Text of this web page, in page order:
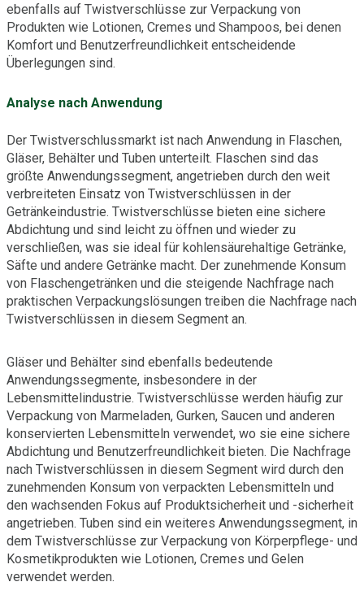
ebenfalls auf Twistverschlüsse zur Verpackung von
Produkten wie Lotionen, Cremes und Shampoos, bei denen
Komfort und Benutzerfreundlichkeit entscheidende
Überlegungen sind.
Analyse nach Anwendung
Der Twistverschlussmarkt ist nach Anwendung in Flaschen,
Gläser, Behälter und Tuben unterteilt. Flaschen sind das
größte Anwendungssegment, angetrieben durch den weit
verbreiteten Einsatz von Twistverschlüssen in der
Getränkeindustrie. Twistverschlüsse bieten eine sichere
Abdichtung und sind leicht zu öffnen und wieder zu
verschließen, was sie ideal für kohlensäurehaltige Getränke,
Säfte und andere Getränke macht. Der zunehmende Konsum
von Flaschengetränken und die steigende Nachfrage nach
praktischen Verpackungslösungen treiben die Nachfrage nach
Twistverschlüssen in diesem Segment an.
Gläser und Behälter sind ebenfalls bedeutende
Anwendungssegmente, insbesondere in der
Lebensmittelindustrie. Twistverschlüsse werden häufig zur
Verpackung von Marmeladen, Gurken, Saucen und anderen
konservierten Lebensmitteln verwendet, wo sie eine sichere
Abdichtung und Benutzerfreundlichkeit bieten. Die Nachfrage
nach Twistverschlüssen in diesem Segment wird durch den
zunehmenden Konsum von verpackten Lebensmitteln und
den wachsenden Fokus auf Produktsicherheit und -sicherheit
angetrieben. Tuben sind ein weiteres Anwendungssegment, in
dem Twistverschlüsse zur Verpackung von Körperpflege- und
Kosmetikprodukten wie Lotionen, Cremes und Gelen
verwendet werden.